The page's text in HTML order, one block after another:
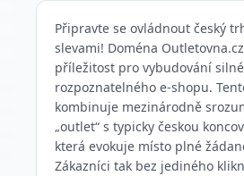
Připravte se ovládnout český
slevami! Doména
příležitost pro vybudování
rozpoznatelného e-shopu.
kombinuje mezinárodně
„outlet“ s typicky českou
která evokuje místo plné
Zákazníci tak bez jediného